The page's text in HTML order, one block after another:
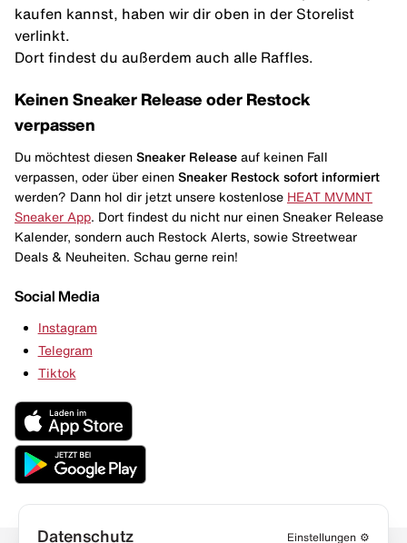
kaufen kannst, haben wir dir oben in der Storelist
verlinkt.
Dort findest du außerdem auch alle Raffles.
Keinen Sneaker Release oder Restock
verpassen
Du möchtest diesen Sneaker Release auf keinen Fall
verpassen, oder über einen Sneaker Restock sofort informiert
werden? Dann hol dir jetzt unsere kostenlose HEAT MVMNT
Sneaker App . Dort findest du nicht nur einen Sneaker Release
Kalender, sondern auch Restock Alerts, sowie Streetwear
Deals & Neuheiten. Schau gerne rein!
Social Media
Instagram
Telegram
Tiktok
Datenschutz Einstellungen ⚙️